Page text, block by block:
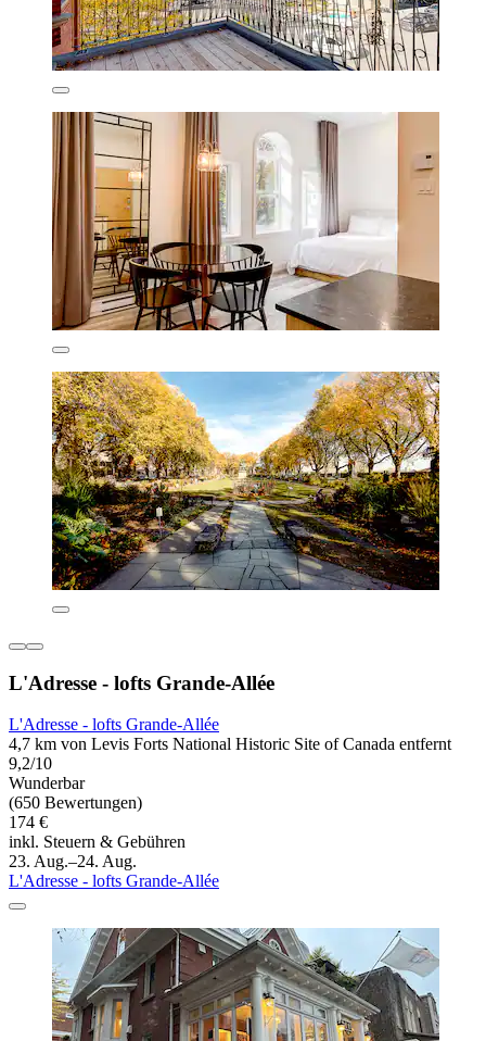
L'Adresse - lofts Grande-Allée
L'Adresse - lofts Grande-Allée
4,7 km von Levis Forts National Historic Site of Canada entfernt
9,2/10
Wunderbar
(650 Bewertungen)
174 €
inkl. Steuern & Gebühren
23. Aug.–24. Aug.
L'Adresse - lofts Grande-Allée